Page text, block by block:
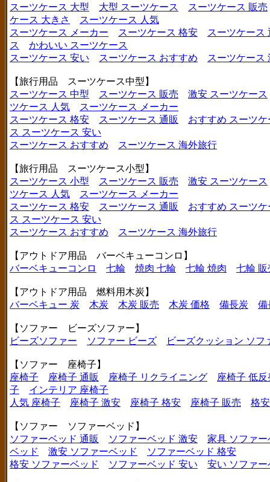
スーツケース 大型
大型 スーツケース
スーツケース 販売
ケース 大きさ
スーツケース 人気
スーツケース メーカー
スーツケース 格安
スーツケース
ス
かわいい スーツケース
スーツケース 安い
スーツケース おすすめ スーツケース
【旅行用品 スーツケース中型】
スーツケース 中型
スーツケース 販売
激安 スーツケース
ツケース 人気
スーツケース メーカー
スーツケース 格安
スーツケース 通販
おすすめ スーツケ
ス スーツケース 安い
スーツケース おすすめ
スーツケース 海外旅行
【旅行用品 スーツケース小型】
スーツケース 小型
スーツケース 販売
激安 スーツケース
ツケース 人気
スーツケース メーカー
スーツケース 格安
スーツケース 通販
おすすめ スーツケ
ス スーツケース 安い
スーツケース おすすめ
スーツケース 海外旅行
【アウトドア用品 バーベキューコンロ】
バーベキューコンロ
七輪 焼肉 七輪 七輪 焼肉 七輪 販
【アウトドア用品 燃料用木炭】
バーベキュー 炭
木炭 木炭 販売 木炭 価格 備長炭 備
【ソファー ビーズソファー】
ビーズソファー
ソファー ビーズ ビーズクッション ソフ
【ソファー 座椅子】
座椅子
座椅子 通販 座椅子 リクライニング
座椅子 低反
子
インテリア 座椅子
人気 座椅子
座椅子 激安 座椅子 格安 座椅子 販売 格
【ソファー ソファーベッド】
ソファーベッド 通販
ソファーベッド 激安
家具 ソファー
ベッド
激安 ソファーベッド
ソファーベッド 格安
格安 ソファーベッド
ソファーベッド 安い 安い ソファー